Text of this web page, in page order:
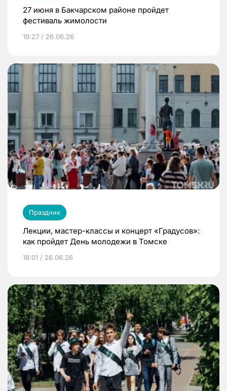
27 июня в Бакчарском районе пройдет
фестиваль жимолости
19:27 / 26.06.26
Праздник
Лекции, мастер-классы и концерт «Градусов»:
как пройдет День молодежи в Томске
18:01 / 26.06.26